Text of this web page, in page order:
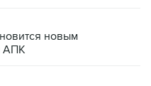
новым
АПК